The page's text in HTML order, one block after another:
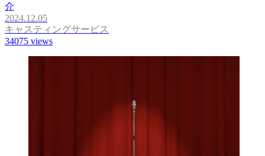
介
2024.12.05
キャスティングサービス
34075 views